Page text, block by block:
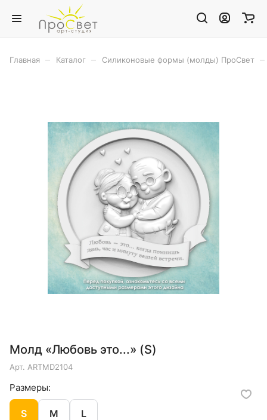
Главная Каталог Силиконовые формы (молды) ПроСвет
Молд «Любовь это...» (S)
Арт. ARTMD2104
Размеры:
S M L